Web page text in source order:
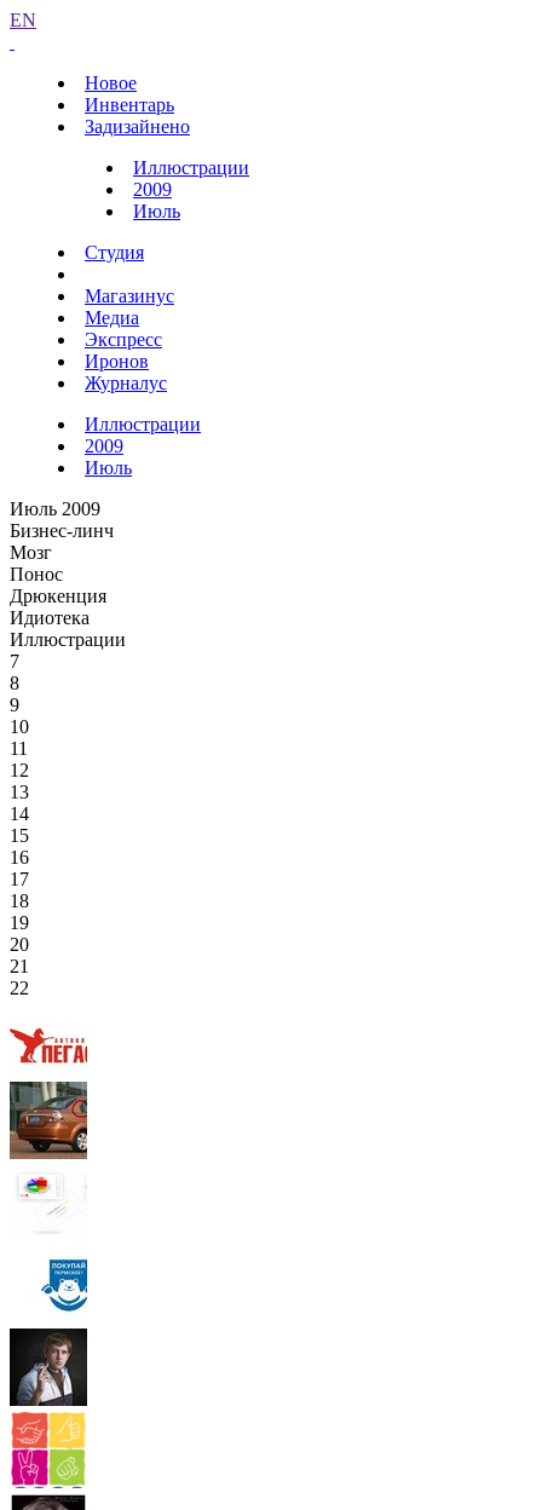
EN
Новое
Инвентарь
Задизайнено
Иллюстрации
2009
Июль
Студия
Магазинус
Медиа
Экспресс
Иронов
Журналус
Иллюстрации
2009
Июль
Июль 2009
Бизнес-линч
Мозг
Понос
Дрюкенция
Идиотека
Иллюстрации
7
8
9
10
11
12
13
14
15
16
17
18
19
20
21
22